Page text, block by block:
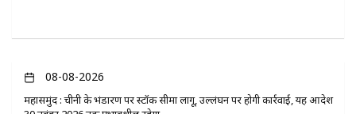
08-08-2026
महासमुंद : चीनी के भंडारण पर स्टॉक सीमा लागू, उल्लंघन पर होगी कार्रवाई, यह आदेश